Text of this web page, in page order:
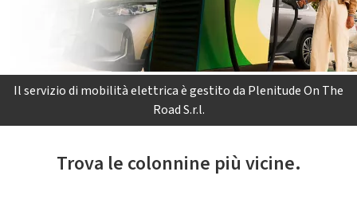
Il servizio di mobilità elettrica è gestito da Plenitude On The
Road S.r.l.
Trova le colonnine più vicine.